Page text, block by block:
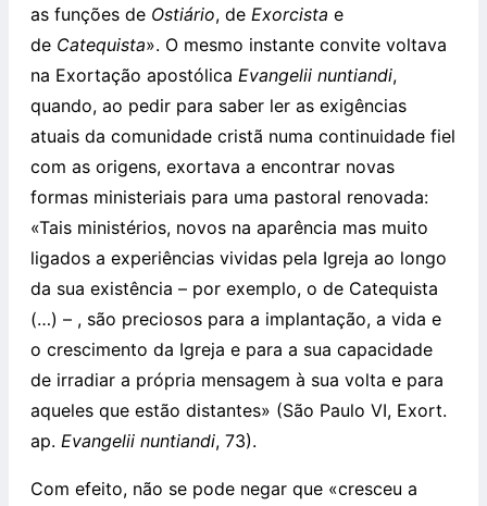
as funções de Ostiário, de Exorcista e
de Catequista». O mesmo instante convite voltava
na Exortação apostólica Evangelii nuntiandi,
quando, ao pedir para saber ler as exigências
atuais da comunidade cristã numa continuidade fiel
com as origens, exortava a encontrar novas
formas ministeriais para uma pastoral renovada:
«Tais ministérios, novos na aparência mas muito
ligados a experiências vividas pela Igreja ao longo
da sua existência – por exemplo, o de Catequista
(…) – , são preciosos para a implantação, a vida e
o crescimento da Igreja e para a sua capacidade
de irradiar a própria mensagem à sua volta e para
aqueles que estão distantes» (São Paulo VI, Exort.
ap. Evangelii nuntiandi, 73).
Com efeito, não se pode negar que «cresceu a